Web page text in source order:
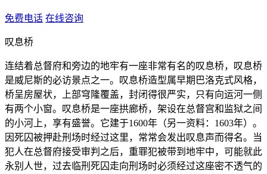
免费电话 在线咨询
叹息桥
连结着总督府和旁边的地牢有一座非常有名的叹息桥，叹息桥
是威尼斯的必访景点之一。叹息桥造型属早期巴洛克式风格，
桥呈房屋状，上部穹隆覆盖，封闭得很严实，只有向运河一侧
有两个小窗。叹息桥是一座拱廊桥，架设在总督宫和监狱之间
的小河上，享有盛誉。它建于1600年（另一资料：1603年）。
因死囚被押赴刑场时经过这里，常常会发出叹息声而得名。当
犯人在总督府接受审判之后，重罪犯被带到地牢中，可能就此
永别人世，过去临刑死囚走向刑场时必须经过这座密不透气的